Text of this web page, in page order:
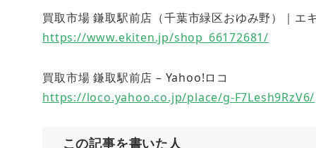
買取市場 鎌取駅前店（千葉市緑区おゆみ野）｜
https://www.ekiten.jp/shop_66172681/
買取市場 鎌取駅前店 – Yahoo!ロコ
https://loco.yahoo.co.jp/place/g-F7Lesh9RzV6/
この記事を書いた人